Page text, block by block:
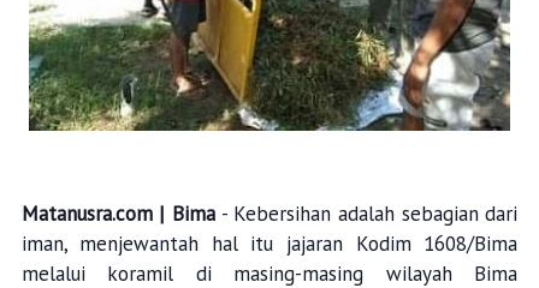
Matanusra.com | Bima- Kebersihan adalah sebagian dari
iman, menjewantah hal itu jajaran Kodim 1608/Bima
melalui koramil di masing-masing wilayah Bima